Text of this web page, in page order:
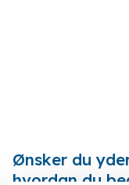
Ønsker du
hvordan du